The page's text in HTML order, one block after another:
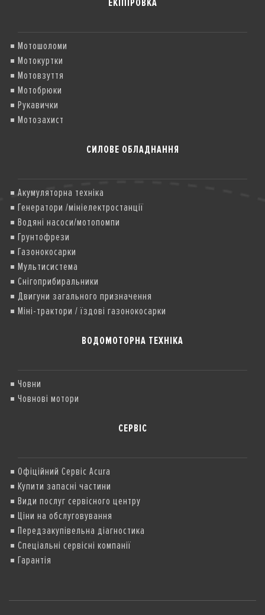
Мотошоломи
Мотокуртки
Мотовзуття
Мотобрюки
Рукавички
Мотозахист
СИЛОВЕ ОБЛАДНАННЯ
Акумуляторна техніка
Генератори /мініелектростанції
Водяні насоси/мотопомпи
Грунтофрези
Газонокосарки
Мультисистема
Снігоприбиральники
Двигуни загального призначення
Міні-трактори / їздові газонокосарки
ВОДОМОТОРНА ТЕХНІКА
Човни
Човнові мотори
СЕРВІС
Офіційний Сервіс Acura
Купити запасні частини
Види послуг сервісного центру
Ціни на обслуговування
Передзакупівельна діагностика
Спеціальні сервісні компанії
Гарантія